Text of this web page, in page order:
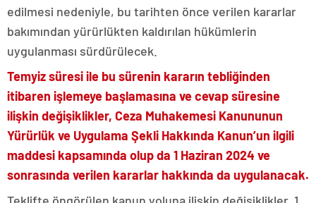
edilmesi nedeniyle, bu tarihten önce verilen kararlar
bakımından yürürlükten kaldırılan hükümlerin
uygulanması sürdürülecek.
Temyiz süresi ile bu sürenin kararın tebliğinden
itibaren işlemeye başlamasına ve cevap süresine
ilişkin değişiklikler, Ceza Muhakemesi Kanununun
Yürürlük ve Uygulama Şekli Hakkında Kanun’un ilgili
maddesi kapsamında olup da 1 Haziran 2024 ve
sonrasında verilen kararlar hakkında da uygulanacak.